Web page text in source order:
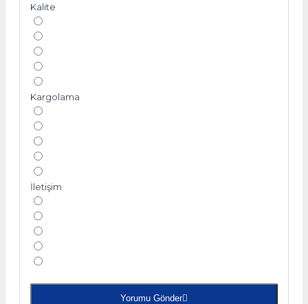
Kalite
Kargolama
İletişim
Yorumu Gönder